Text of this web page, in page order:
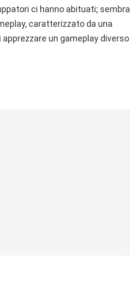
ci hanno abituati; sembra
caratterizzato da una
un gameplay diverso